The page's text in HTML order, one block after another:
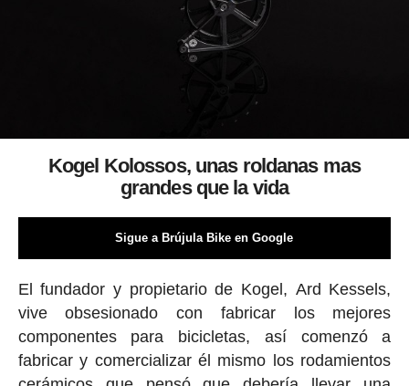
Kogel Kolossos, unas roldanas mas
grandes que la vida
Sigue a Brújula Bike en Google
El fundador y propietario de Kogel, Ard Kessels,
vive obsesionado con fabricar los mejores
componentes para bicicletas, así comenzó a
fabricar y comercializar él mismo los rodamientos